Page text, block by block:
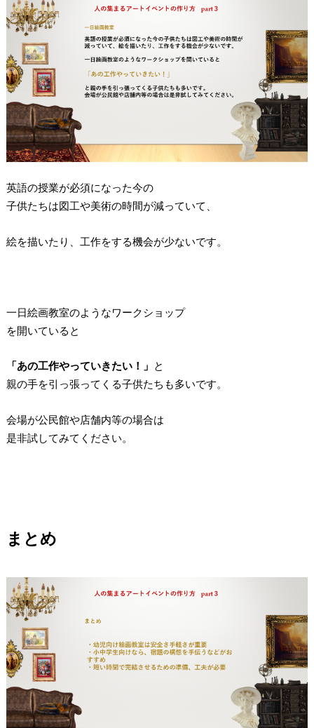
英語の授業が必須になった今の
子供たちは図工や美術の時間が減っていて、
絵を描いたり、工作をする機会が少ないです。
一日絵画教室のようなワークショップ
を開いていると
「あの工作やっていきたい！」 と
親の手を引っ張ってくる子供たちも多いです。
会場が公民館や店舗内等の場合は
是非試してみてください。
まとめ